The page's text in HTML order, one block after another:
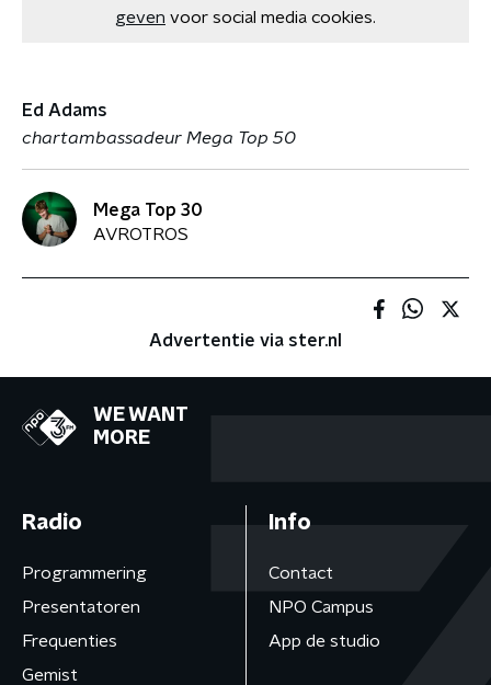
geven voor social media cookies.
Ed Adams
chartambassadeur Mega Top 50
Mega Top 30
AVROTROS
Advertentie via ster.nl
WE WANT
MORE
Radio
Programmering
Presentatoren
Frequenties
Gemist
Info
Contact
NPO Campus
App de studio